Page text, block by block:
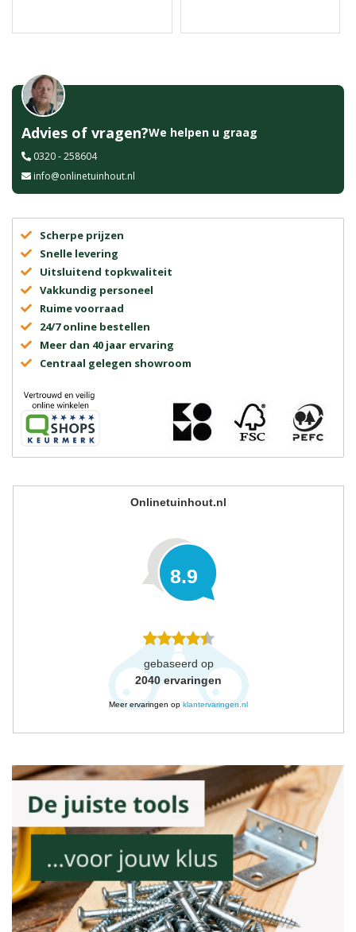
Advies of vragen?We helpen u graag
0320 - 258604
info@onlinetuinhout.nl
Scherpe prijzen
Snelle levering
Uitsluitend topkwaliteit
Vakkundig personeel
Ruime voorraad
24/7 online bestellen
Meer dan 40 jaar ervaring
Centraal gelegen showroom
Onlinetuinhout.nl
8.9
gebaseerd op
2040 ervaringen
Meer ervaringen op klantervaringen.nl